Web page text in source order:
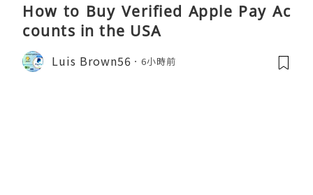
How to Buy Verified Apple Pay Ac
counts in the USA
Luis Brown56 6小時前